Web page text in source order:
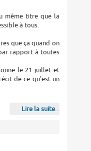
même titre que la
à tous.
que ça quand on
rapport à toutes
le 21 juillet et
de ce qu'est un
Lire la suite...